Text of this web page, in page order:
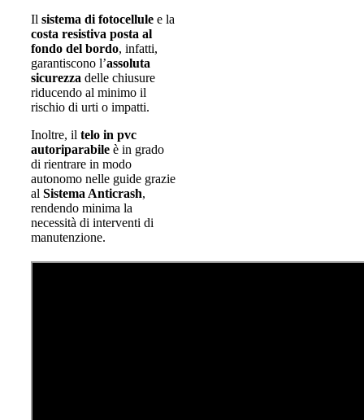
Il sistema di fotocellule e la
costa resistiva posta al
fondo del bordo, infatti,
garantiscono l’assoluta
sicurezza delle chiusure
riducendo al minimo il
rischio di urti o impatti.
Inoltre, il telo in pvc
autoriparabile è in grado
di rientrare in modo
autonomo nelle guide grazie
al Sistema Anticrash,
rendendo minima la
necessità di interventi di
manutenzione.